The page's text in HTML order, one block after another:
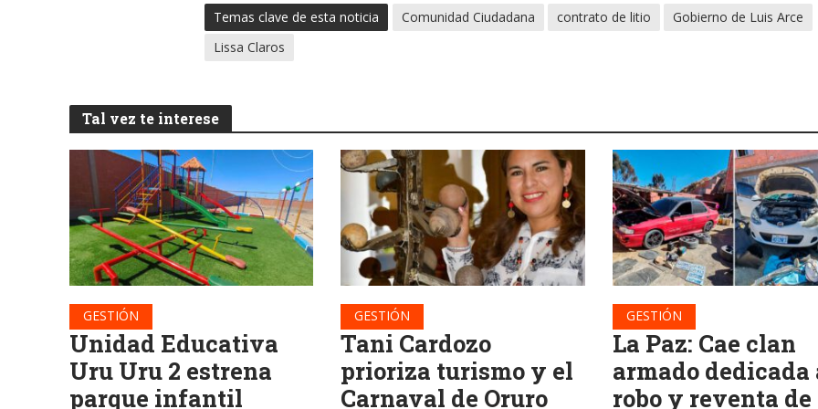
Temas clave de esta noticia Comunidad Ciudadana contrato de litio
Gobierno de Luis Arce
Lissa Claros
Tal vez te interese
GESTIÓN
Unidad Educativa
Uru Uru 2 estrena
parque infantil
GESTIÓN
Tani Cardozo
prioriza turismo y el
Carnaval de Oruro
GESTIÓN
La Paz: Cae clan
armado dedicada
robo y reventa de